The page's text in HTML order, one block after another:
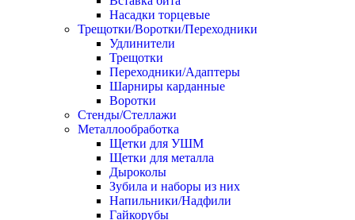
Насадки торцевые
Трещотки/Воротки/Переходники
Удлинители
Трещотки
Переходники/Адаптеры
Шарниры карданные
Воротки
Стенды/Стеллажи
Металлообработка
Щетки для УШМ
Щетки для металла
Дыроколы
Зубила и наборы из них
Напильники/Надфили
Гайкорубы